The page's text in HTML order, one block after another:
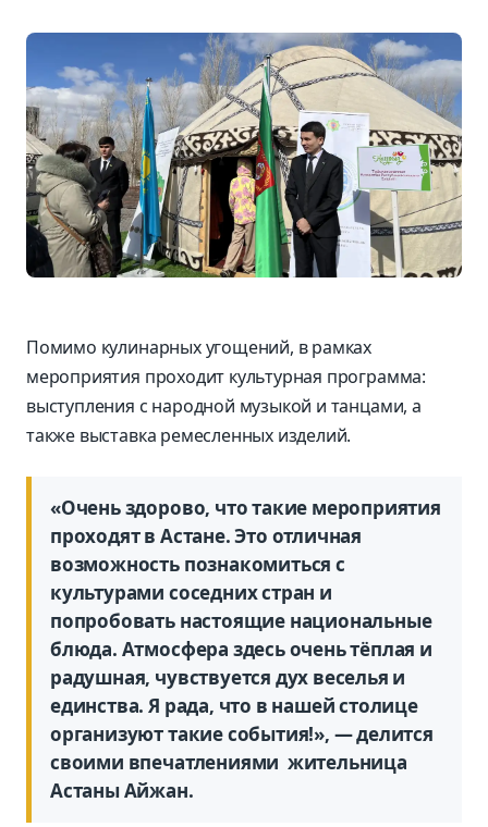
Помимо кулинарных угощений, в рамках
мероприятия проходит культурная программа:
выступления с народной музыкой и танцами, а
также выставка ремесленных изделий.
«Очень здорово, что такие мероприятия
проходят в Астане. Это отличная
возможность познакомиться с
культурами соседних стран и
попробовать настоящие национальные
блюда. Атмосфера здесь очень тёплая и
радушная, чувствуется дух веселья и
единства. Я рада, что в нашей столице
организуют такие события!», — делится
своими впечатлениями жительница
Астаны Айжан.